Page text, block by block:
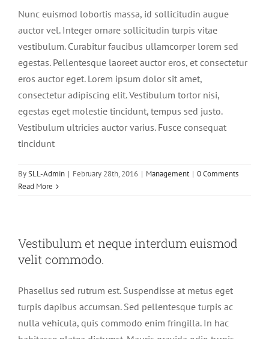
Nunc euismod lobortis massa, id sollicitudin augue
auctor vel. Integer ornare sollicitudin turpis vitae
vestibulum. Curabitur faucibus ullamcorper lorem sed
egestas. Pellentesque laoreet auctor eros, et consectetur
eros auctor eget. Lorem ipsum dolor sit amet,
consectetur adipiscing elit. Vestibulum tortor nisi,
egestas eget molestie tincidunt, tempus sed justo.
Vestibulum ultricies auctor varius. Fusce consequat
tincidunt
BySLL-Admin | February 28th, 2016 | Management | 0 Comments
Read More
Vestibulum et neque interdum euismod
velit commodo.
Phasellus sed rutrum est. Suspendisse at metus eget
turpis dapibus accumsan. Sed pellentesque turpis ac
nulla vehicula, quis commodo enim fringilla. In hac